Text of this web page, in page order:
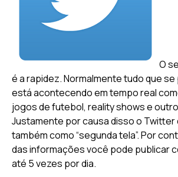
O
é a rapidez. Normalmente tudo que
está acontecendo em tempo real
jogos de futebol, reality shows e
Justamente por causa disso o Twitter
também como “segunda tela”. Por
das informações você pode publicar
até 5 vezes por dia.